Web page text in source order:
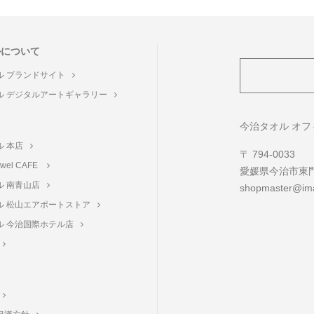
ついて
ブランドサイト
デジタルアートギャラリー
本店
CAFE
南青山店
松山エアポートストア
今治国際ホテル店
今治タオル オ
〒 794-0033
愛媛県今治市東